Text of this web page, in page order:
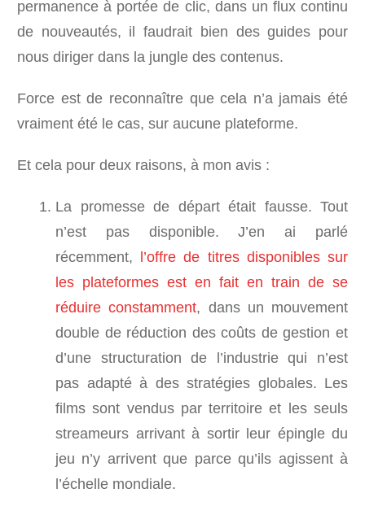
permanence à portée de clic, dans un flux continu
de nouveautés, il faudrait bien des guides pour
nous diriger dans la jungle des contenus.
Force est de reconnaître que cela n’a jamais été
vraiment été le cas, sur aucune plateforme.
Et cela pour deux raisons, à mon avis :
La promesse de départ était fausse. Tout
n’est pas disponible. J’en ai parlé
récemment,
l’offre de titres disponibles sur
les plateformes est en fait en train de se
réduire constamment, dans un mouvement
double de réduction des coûts de gestion et
d’une structuration de l’industrie qui n’est
pas adapté à des stratégies globales. Les
films sont vendus par territoire et les seuls
streameurs arrivant à sortir leur épingle du
jeu n’y arrivent que parce qu’ils agissent à
l’échelle mondiale.